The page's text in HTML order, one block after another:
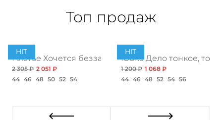
Топ продаж
HIT
Платье Хочется беззаботности, топ
2 305 ₽ 2 051 ₽
44 46 48 50 52 54
HIT
Юбка Дело тонкое, топ
1 200 ₽ 1 068 ₽
44 46 48 52 54 56